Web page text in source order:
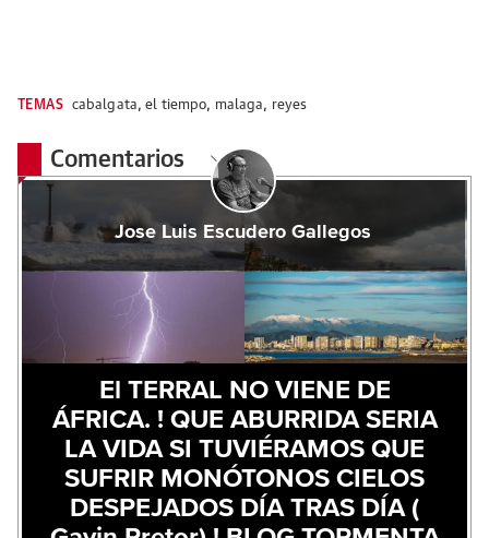
TEMAS cabalgata,el tiempo, malaga, reyes
Comentarios
Jose Luis Escudero Gallegos
El TERRAL NO VIENE DE
ÁFRICA. ! QUE ABURRIDA SERIA
LA VIDA SI TUVIÉRAMOS QUE
SUFRIR MONÓTONOS CIELOS
DESPEJADOS DÍA TRAS DÍA (